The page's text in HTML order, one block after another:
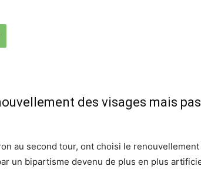
des visages mais
au second tour, ont choisi le renouvellement
un bipartisme devenu de plus en plus